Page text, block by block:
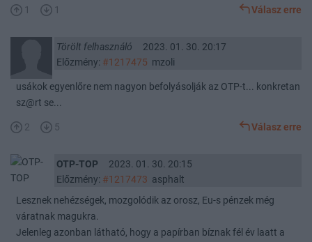
1 1 Válasz erre
Törölt felhasználó
2023. 01. 30. 20:17
Előzmény: #1217475 mzoli
usákok egyenlőre nem nagyon befolyásolják az OTP-t... konkretan
sz@rt se...
2 5 Válasz erre
OTP-TOP
2023. 01. 30. 20:15
Előzmény: #1217473 asphalt
Lesznek nehézségek, mozgolódik az orosz, Eu-s pénzek még
váratnak magukra.
Jelenleg azonban látható, hogy a papírban bíznak fél év laatt a